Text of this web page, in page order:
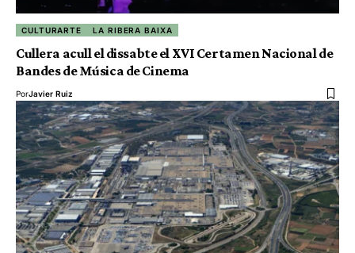
CULTURARTE LA RIBERA BAIXA
Cullera acull el dissabte el XVI Certamen Nacional de
Bandes de Música de Cinema
PorJavier Ruiz